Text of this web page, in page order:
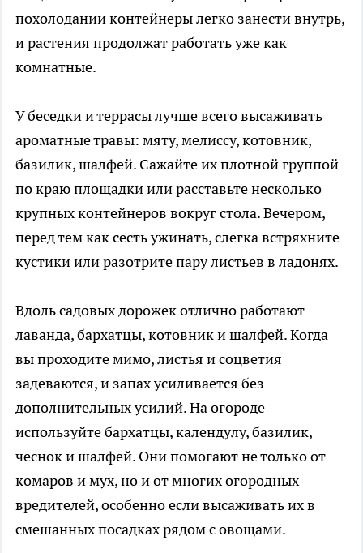
похолодании контейнеры легко занести внутрь,
и растения продолжат работать уже как
комнатные.
У беседки и террасы лучше всего высаживать
ароматные травы: мяту, мелиссу, котовник,
базилик, шалфей. Сажайте их плотной группой
по краю площадки или расставьте несколько
крупных контейнеров вокруг стола. Вечером,
перед тем как сесть ужинать, слегка встряхните
кустики или разотрите пару листьев в ладонях.
Вдоль садовых дорожек отлично работают
лаванда, бархатцы, котовник и шалфей. Когда
вы проходите мимо, листья и соцветия
задеваются, и запах усиливается без
дополнительных усилий. На огороде
используйте бархатцы, календулу, базилик,
чеснок и шалфей. Они помогают не только от
комаров и мух, но и от многих огородных
вредителей, особенно если высаживать их в
смешанных посадках рядом с овощами.